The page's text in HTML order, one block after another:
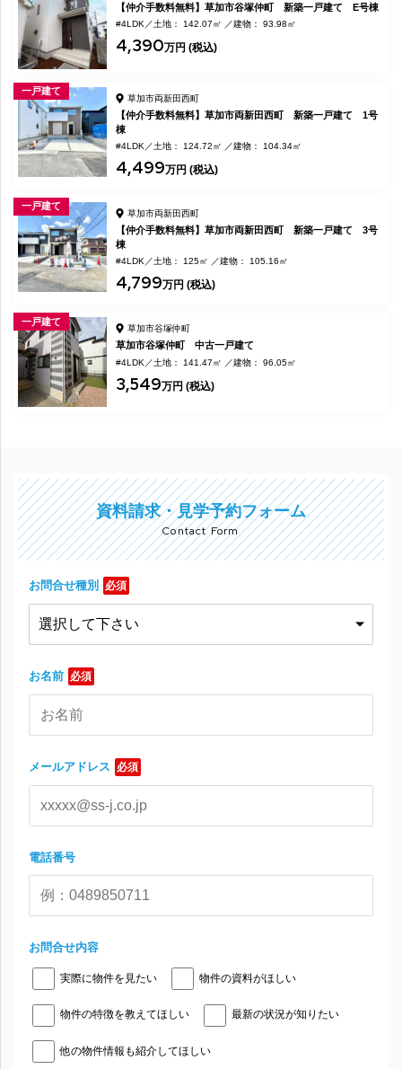
【仲介手数料無料】草加市谷塚仲町 新築一戸建て E号棟
#4LDK 土地： 142.07㎡ 建物： 93.98㎡
4,390万円 (税込)
一戸建て
草加市両新田西町
【仲介手数料無料】草加市両新田西町 新築一戸建て 1号
棟
#4LDK 土地： 124.72㎡ 建物： 104.34㎡
4,499万円 (税込)
一戸建て
草加市両新田西町
【仲介手数料無料】草加市両新田西町 新築一戸建て 3号
棟
#4LDK 土地： 125㎡ 建物： 105.16㎡
4,799万円 (税込)
一戸建て
草加市谷塚仲町
草加市谷塚仲町 中古一戸建て
#4LDK 土地： 141.47㎡ 建物： 96.05㎡
3,549万円 (税込)
資料請求・見学予約フォーム
Contact Form
お問合せ種別 必須
お名前 必須
メールアドレス 必須
電話番号
お問合せ内容
実際に物件を見たい 物件の資料がほしい
物件の特徴を教えてほしい 最新の状況が知りたい
他の物件情報も紹介してほしい